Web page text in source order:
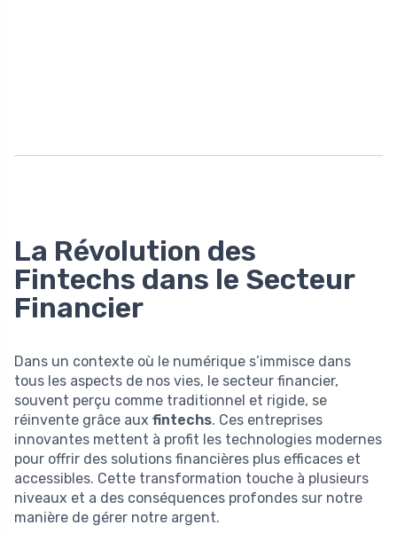
La Révolution des
Fintechs dans le Secteur
Financier
Dans un contexte où le numérique s’immisce dans
tous les aspects de nos vies, le secteur financier,
souvent perçu comme traditionnel et rigide, se
réinvente grâce aux fintechs. Ces entreprises
innovantes mettent à profit les technologies modernes
pour offrir des solutions financières plus efficaces et
accessibles. Cette transformation touche à plusieurs
niveaux et a des conséquences profondes sur notre
manière de gérer notre argent.